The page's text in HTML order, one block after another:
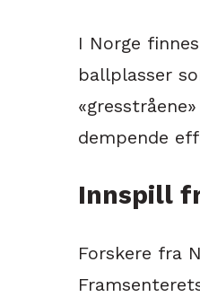
I Norge
ballplasser
dempende
Innspill
Forskere fra